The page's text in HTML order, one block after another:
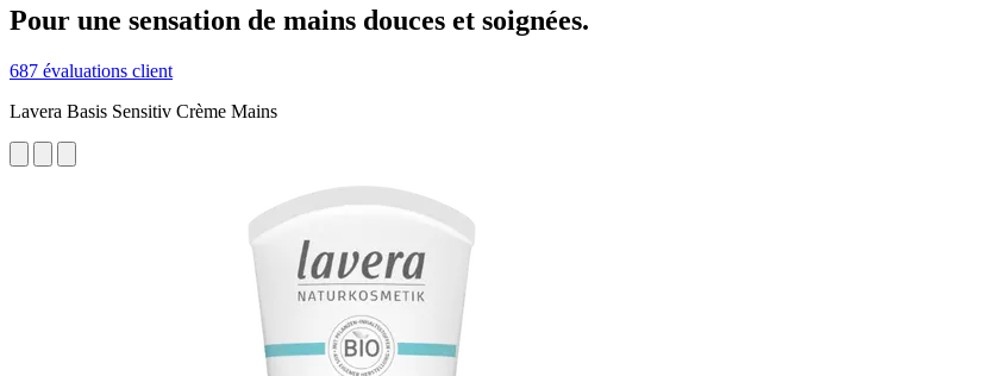
Pour une sensation de mains douces et soignées.
687 évaluations client
Lavera Basis Sensitiv Crème Mains